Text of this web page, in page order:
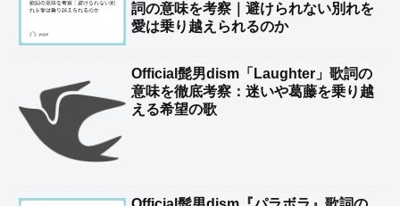
詞の意味を考察｜避けられない別れを
愛は乗り越えられるのか
Official髭男dism「Laughter」歌詞の
意味を徹底考察：迷いや葛藤を乗り越
える希望の歌